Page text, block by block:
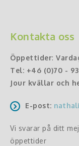
Kontakta oss
Öppettider:
Tel: +46 (0)70 -
Jour kvällar och
E-post:
Vi svarar på ditt
öppettider